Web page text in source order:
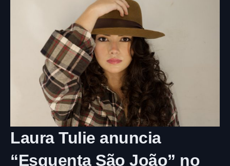
Laura Tulie anuncia
“Esquenta São João” no